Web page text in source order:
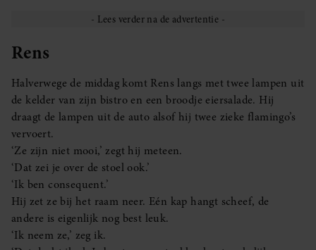
Rens
Halverwege de middag komt Rens langs met twee lampen uit
de kelder van zijn bistro en een broodje eiersalade. Hij
draagt de lampen uit de auto alsof hij twee zieke flamingo’s
vervoert.
‘Ze zijn niet mooi,’ zegt hij meteen.
‘Dat zei je over de stoel ook.’
‘Ik ben consequent.’
Hij zet ze bij het raam neer. Eén kap hangt scheef, de
andere is eigenlijk nog best leuk.
‘Ik neem ze,’ zeg ik.